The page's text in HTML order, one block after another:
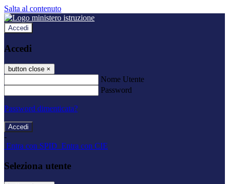
Salta al contenuto
Accedi
Accedi
button close ×
Nome Utente
Password
Password dimenticata?
-
Entra con SPID Entra con CIE
Seleziona utente